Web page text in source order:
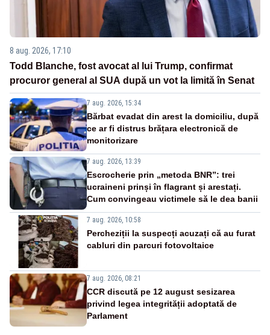
8 aug. 2026, 17:10
Todd Blanche, fost avocat al lui Trump, confirmat
procuror general al SUA după un vot la limită în Senat
7 aug. 2026, 15:34
Bărbat evadat din arest la domiciliu, după
ce ar fi distrus brățara electronică de
monitorizare
7 aug. 2026, 13:39
Escrocherie prin „metoda BNR”: trei
ucraineni prinși în flagrant și arestați.
Cum convingeau victimele să le dea banii
7 aug. 2026, 10:58
Percheziții la suspecți acuzați că au furat
cabluri din parcuri fotovoltaice
7 aug. 2026, 08:21
CCR discută pe 12 august sesizarea
privind legea integrității adoptată de
Parlament